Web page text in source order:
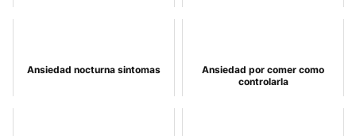
Ansiedad nocturna sintomas
Ansiedad por comer como
controlarla